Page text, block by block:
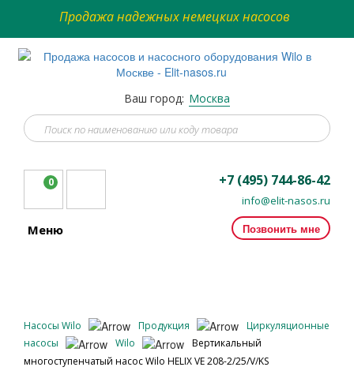
Продажа надежных немецких насосов
Ваш город: Москва
0 +7 (495) 744-86-42
info@elit-nasos.ru
Позвонить мне
Меню
Насосы Wilo Продукция
Циркуляционные
насосы
Wilo
Вертикальный
многоступенчатый насос Wilo HELIX VE 208-2/25/V/KS